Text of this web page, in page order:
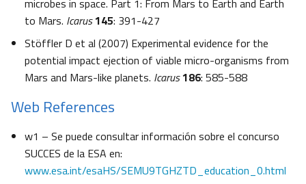
microbes in space. Part 1: From Mars to Earth and Earth
to Mars. Icarus145: 391-427
Stöffler D et al (2007) Experimental evidence for the
potential impact ejection of viable micro-organisms from
Mars and Mars-like planets. Icarus186: 585-588
Web References
w1 – Se puede consultar información sobre el concurso
SUCCES de la ESA en:
www.esa.int/esaHS/SEMU9TGHZTD_education_0.html